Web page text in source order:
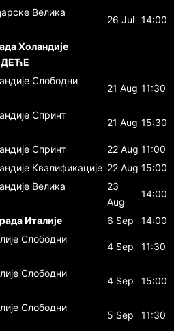
Велика
26 Jul 14:00
Холандије
Слободни
21 Aug 11:30
Спринт
21 Aug 15:30
Спринт 22 Aug 11:00
Квалификације 22 Aug 15:00
Велика
23
Aug
14:00
Италије 6 Sep
14:00
Слободни
4 Sep 11:30
Слободни
4 Sep 15:00
Слободни
5 Sep 11:30